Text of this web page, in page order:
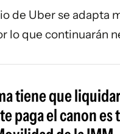
de Uber se adapta
lo que continuarán
tiene que
paga el canon es